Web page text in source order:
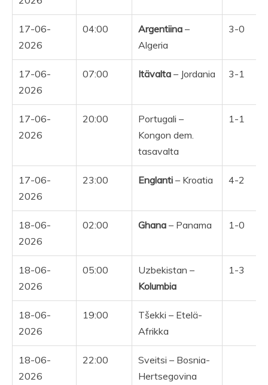
17-06-
2026
04:00 Argentiina –
Algeria
3-0
17-06-
2026
07:00 Itävalta – Jordania 3-1
17-06-
2026
20:00
Portugali –
Kongon dem.
tasavalta
1-1
17-06-
2026
23:00 Englanti – Kroatia 4-2
18-06-
2026
02:00 Ghana – Panama 1-0
18-06-
2026
05:00
Uzbekistan –
Kolumbia
1-3
18-06-
2026
19:00
Tšekki – Etelä-
Afrikka
18-06-
2026
22:00
Sveitsi – Bosnia-
Hertsegovina